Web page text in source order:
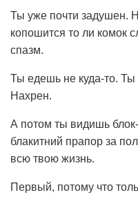
Ты уже почти задушен.
копошится то ли комок
спазм.
Ты едешь не куда-то.
Нахрен.
А потом ты видишь
блакитний прапор за
всю твою жизнь.
Первый, потому что